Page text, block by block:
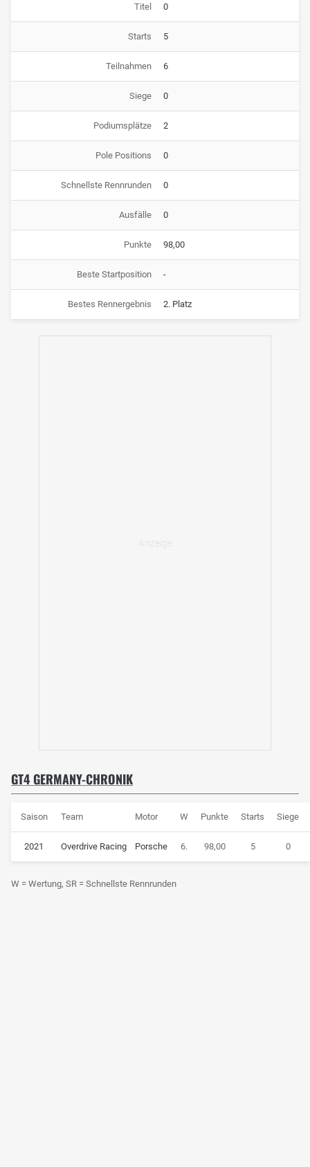
Titel 0
Starts 5
Teilnahmen 6
Siege 0
Podiumsplätze 2
Pole Positions 0
Schnellste Rennrunden 0
Ausfälle 0
Punkte 98,00
Beste Startposition -
Bestes Rennergebnis 2. Platz
GT4 GERMANY-CHRONIK
Saison Team Motor W Punkte Starts Siege
2021 Overdrive Racing Porsche 6. 98,00 5 0
W = Wertung, SR = Schnellste Rennrunden